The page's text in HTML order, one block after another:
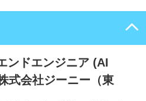
ンドエンジニア (AI
式会社ジーニー（東